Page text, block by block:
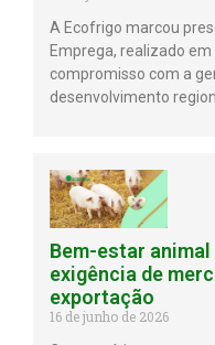
A Ecofrigo marcou
Emprega, realizado
compromisso com a
desenvolvimento
Bem-estar
exigência de
exportação
16 de junho de 2026